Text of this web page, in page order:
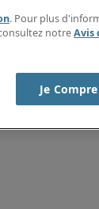
. Pour plus
notreAvis
Je